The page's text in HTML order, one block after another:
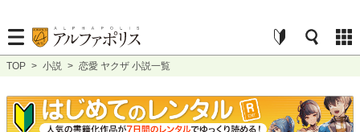
TOP > 小説 > 恋愛 ヤクザ 小説一覧